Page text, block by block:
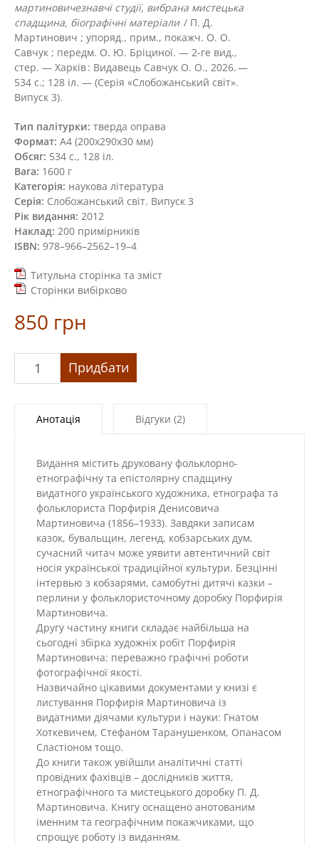
мартиновичезнавчі студії, вибрана мистецька
спадщина, біографічні матеріали/ П. Д.
Мартинович ; упоряд., прим., покажч. О. О.
Савчук ; передм. О. Ю. Бріциної. — 2-ге вид.,
стер. — Харків : Видавець Савчук О. О., 2026. —
534 с.; 128 іл. — (Cерія «Слобожанський світ».
Випуск 3).
Тип палітурки: тверда оправа
Формат: А4 (200х290х30 мм)
Обсяг: 534 с., 128 іл.
Вага: 1600 г
Категорія: наукова література
Серія: Слобожанський світ. Випуск 3
Рік видання: 2012
Наклад: 200 примірників
ISBN: 978–966–2562–19–4
Титульна сторінка та зміст
Сторінки вибірково
850 грн
«Українські
записи»
Придбати
Анотація Відгуки (2)
Видання містить друковану фольклорно-
етнографічну та епістолярну спадщину
видатного українського художника, етнографа та
фольклориста Порфирія Денисовича
Мартиновича (1856–1933). Завдяки записам
казок, бувальщин, легенд, кобзарських дум,
сучасний читач може уявити автентичний світ
носія української традиційної культури. Безцінні
інтервью з кобзарями, самобутні дитячі казки –
перлини у фольклористочному доробку Порфирія
Мартиновича.
Другу частину книги складає найбільша на
сьогодні збірка художніх робіт Порфирія
Мартиновича: переважно графічні роботи
фотографічної якості.
Назвичайно цікавими документами у книзі є
листування Порфирія Мартиновича із
видатними діячами культури і науки: Гнатом
Хоткевичем, Стефаном Таранушенком, Опанасом
Сластіоном тощо.
До книги також увійшли аналітичні статті
провідних фахівців – дослідників життя,
етнографічного та мистецького доробку П. Д.
Мартиновича. Книгу оснащено анотованим
іменним та географічним покажчиками, що
спрощує роботу із виданням.